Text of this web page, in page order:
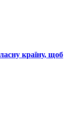
країну, щоб